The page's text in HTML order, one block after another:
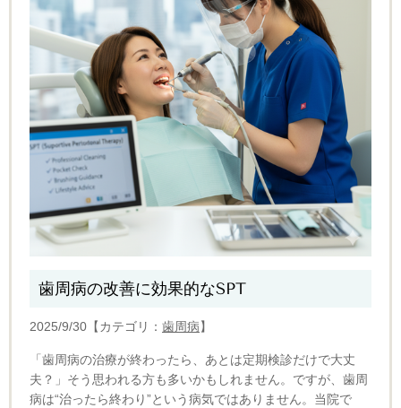
歯周病の改善に効果的なSPT
2025/9/30【カテゴリ： 歯周病】
「歯周病の治療が終わったら、あとは定期検診だけで大丈
夫？」 そう思われる方も多いかもしれません。 ですが、歯周
病は“治ったら終わり”という病気ではありません。 当院で